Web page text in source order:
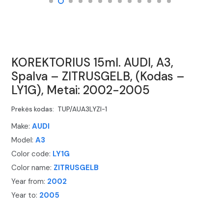
KOREKTORIUS 15ml. AUDI, A3,
Spalva – ZITRUSGELB, (Kodas –
LY1G), Metai: 2002-2005
Prekės kodas: TUP/AUA3LYZI-1
Make: AUDI
Model: A3
Color code: LY1G
Color name: ZITRUSGELB
Year from: 2002
Year to: 2005